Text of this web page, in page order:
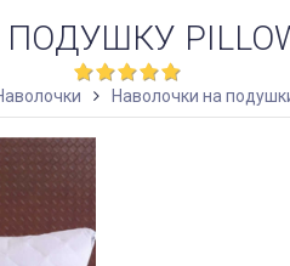
Наволочки на